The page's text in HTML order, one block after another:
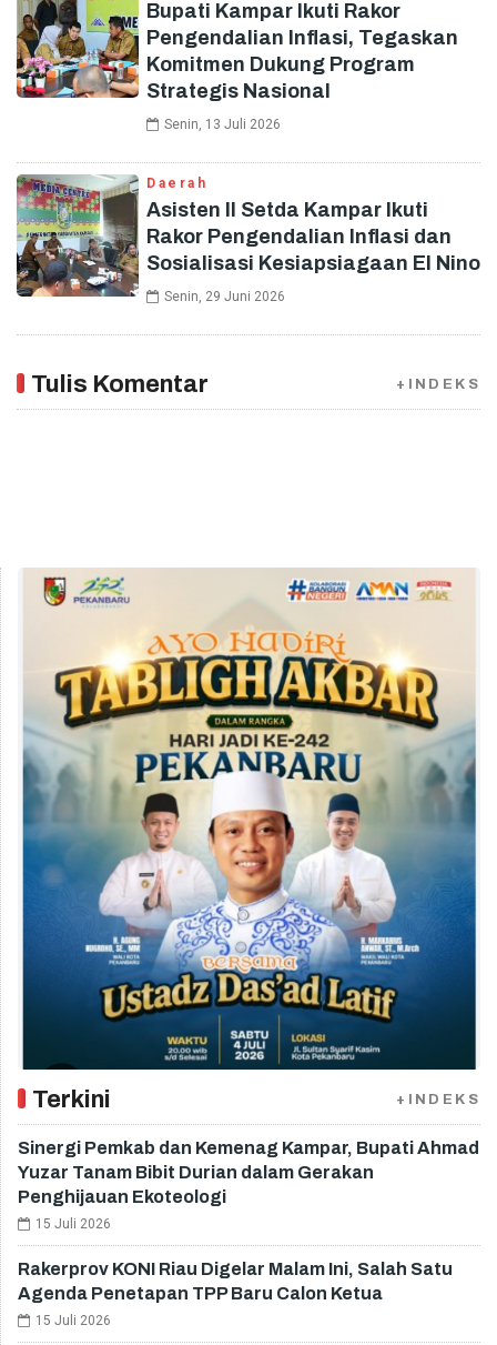
Bupati Kampar Ikuti Rakor
Pengendalian Inflasi, Tegaskan
Komitmen Dukung Program
Strategis Nasional
Senin, 13 Juli 2026
Daerah
Asisten II Setda Kampar Ikuti
Rakor Pengendalian Inflasi dan
Sosialisasi Kesiapsiagaan El Nino
Senin, 29 Juni 2026
Tulis Komentar +INDEKS
Terkini +INDEKS
Sinergi Pemkab dan Kemenag Kampar, Bupati Ahmad
Yuzar Tanam Bibit Durian dalam Gerakan
Penghijauan Ekoteologi
15 Juli 2026
Rakerprov KONI Riau Digelar Malam Ini, Salah Satu
Agenda Penetapan TPP Baru Calon Ketua
15 Juli 2026